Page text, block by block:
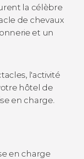
la célèbre
de chevaux
et un
l'activité
hôtel de
en charge.
en charge